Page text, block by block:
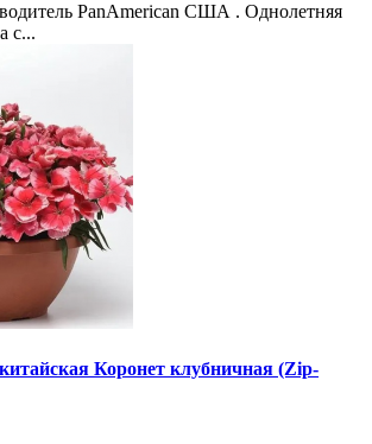
PanAmerican США . Однолетняя
с...
Коронет клубничная (Zip-